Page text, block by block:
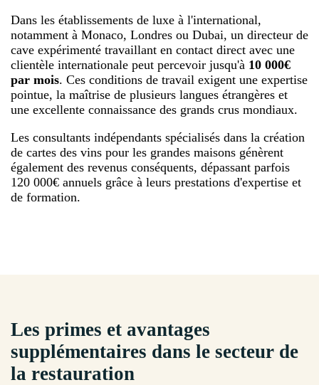
Dans les établissements de luxe à l'international,
notamment à Monaco, Londres ou Dubai, un directeur de
cave expérimenté travaillant en contact direct avec une
clientèle internationale peut percevoir jusqu'à 10 000€
par mois. Ces conditions de travail exigent une expertise
pointue, la maîtrise de plusieurs langues étrangères et
une excellente connaissance des grands crus mondiaux.
Les consultants indépendants spécialisés dans la création
de cartes des vins pour les grandes maisons génèrent
également des revenus conséquents, dépassant parfois
120 000€ annuels grâce à leurs prestations d'expertise et
de formation.
Les primes et avantages
supplémentaires dans le secteur de
la restauration